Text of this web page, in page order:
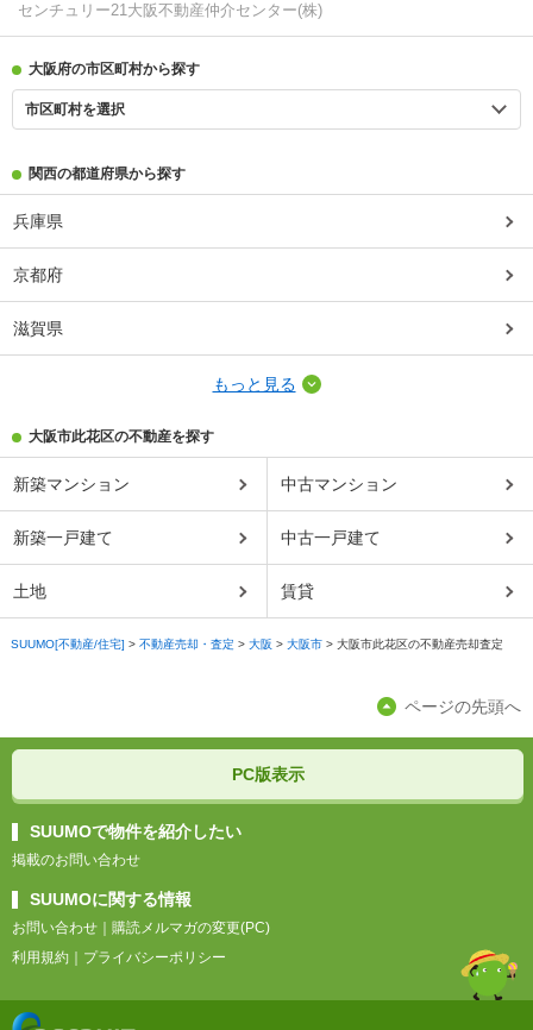
センチュリー21大阪不動産仲介センター(株)
大阪府の市区町村から探す
市区町村を選択
関西の都道府県から探す
兵庫県
京都府
滋賀県
もっと見る
大阪市此花区の不動産を探す
新築マンション 中古マンション
新築一戸建て 中古一戸建て
土地 賃貸
SUUMO[不動産/住宅] > 不動産売却・査定 > 大阪 > 大阪市 > 大阪市此花区の不動産売却査定
ページの先頭へ
PC版表示
SUUMOで物件を紹介したい
掲載のお問い合わせ
SUUMOに関する情報
お問い合わせ
購読メルマガの変更(PC)
利用規約
プライバシーポリシー